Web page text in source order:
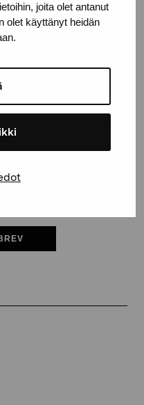
joita olet antanut
olet käyttänyt heidän